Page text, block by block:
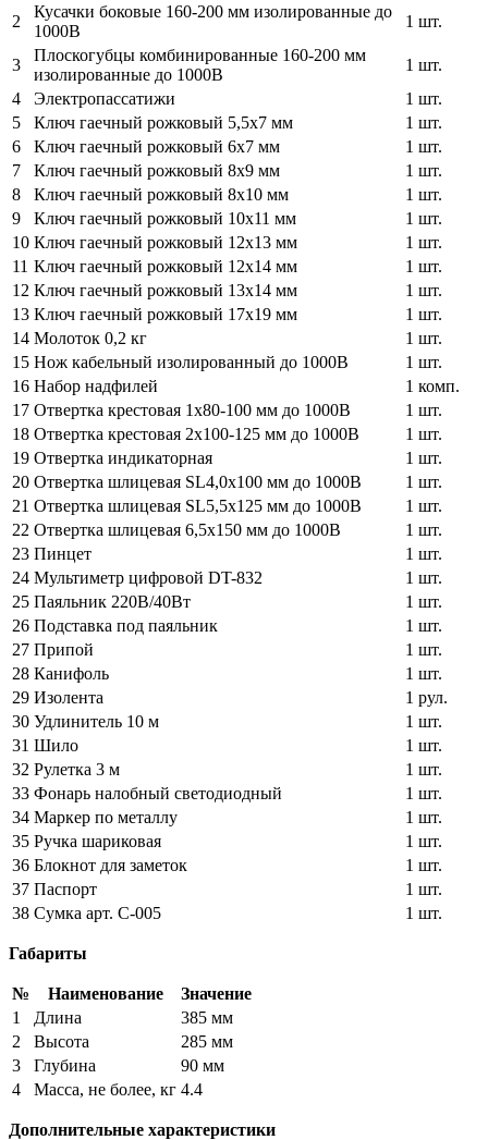
2
Кусачки боковые 160-200 мм изолированные до
1000В
1 шт.
3
Плоскогубцы комбинированные 160-200 мм
изолированные до 1000В
1 шт.
4
Электропассатижи
1 шт.
5
Ключ гаечный рожковый 5,5х7 мм
1 шт.
6
Ключ гаечный рожковый 6х7 мм
1 шт.
7
Ключ гаечный рожковый 8х9 мм
1 шт.
8
Ключ гаечный рожковый 8x10 мм
1 шт.
9
Ключ гаечный рожковый 10х11 мм
1 шт.
10 Ключ гаечный рожковый 12х13 мм
1 шт.
11 Ключ гаечный рожковый 12х14 мм
1 шт.
12 Ключ гаечный рожковый 13x14 мм
1 шт.
13 Ключ гаечный рожковый 17x19 мм
1 шт.
14 Молоток 0,2 кг
1 шт.
15 Нож кабельный изолированный до 1000В
1 шт.
16 Набор надфилей
1 комп.
17 Отвертка крестовая 1х80-100 мм до 1000В
1 шт.
18 Отвертка крестовая 2x100-125 мм до 1000В
1 шт.
19 Отвертка индикаторная
1 шт.
20 Отвертка шлицевая SL4,0х100 мм до 1000В
1 шт.
21 Отвертка шлицевая SL5,5х125 мм до 1000В
1 шт.
22 Отвертка шлицевая 6,5х150 мм до 1000В
1 шт.
23 Пинцет
1 шт.
24 Мультиметр цифровой DT-832
1 шт.
25 Паяльник 220В/40Вт
1 шт.
26 Подставка под паяльник
1 шт.
27 Припой
1 шт.
28 Канифоль
1 шт.
29 Изолента
1 рул.
30 Удлинитель 10 м
1 шт.
31 Шило
1 шт.
32 Рулетка 3 м
1 шт.
33 Фонарь налобный светодиодный
1 шт.
34 Маркер по металлу
1 шт.
35 Ручка шариковая
1 шт.
36 Блокнот для заметок
1 шт.
37 Паспорт
1 шт.
38 Сумка арт. С-005 1 шт.
Габариты
№ Наименование
Значение
1
Длина
385 мм
2
Высота
285 мм
3
Глубина
90 мм
4
Масса, не более, кг 4.4
Дополнительные характеристики